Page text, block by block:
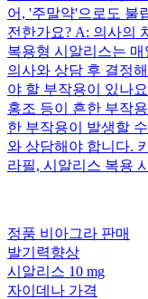
어, '주말약'으로도 불
전한가요? A: 의사의
복용형 시알리스는
의사와 상담 후 결정
야 할 부작용이 있나
홍조 등이 흔한 부작
한 부작용이 발생할
와 상담해야 합니다.
라필, 시알리스 복용
정품 비아그라 판매
발기력향상
시알리스 10 mg
자이데나 가격